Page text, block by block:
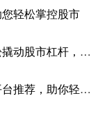
轻松掌控股市
杆，实现财富增值
助你轻松配资理财